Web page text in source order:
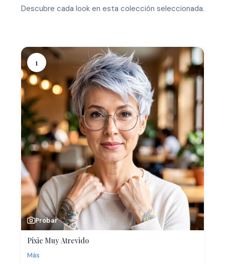
Descubre cada look en esta colección seleccionada.
1
Probar
Pixie Muy Atrevido
Más